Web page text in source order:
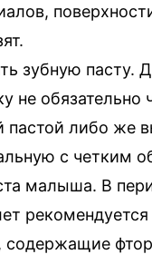
зубную пасту.
не обязательно
пастой либо же
с четким
малыша. В
содержащие